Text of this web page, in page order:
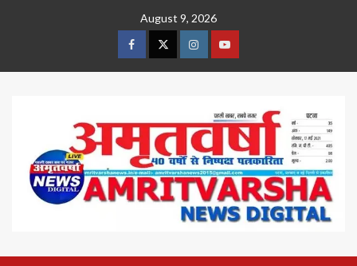
August 9, 2026
FacebookTwitterInstagramYoutube